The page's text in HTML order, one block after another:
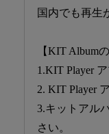
国内でも再生
【KIT Album
1.KIT Player
2. KIT Player
3.キットアル
さい。